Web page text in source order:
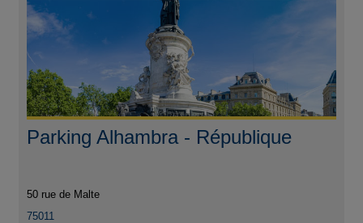
Parking Alhambra - République
50 rue de Malte
75011